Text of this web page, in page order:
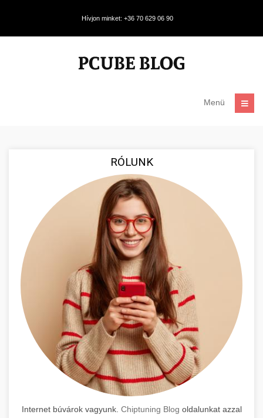
Hívjon minket: +36 70 629 06 90
Menü
RÓLUNK
Internet búvárok vagyunk. Chiptuning Blog oldalunkat azzal